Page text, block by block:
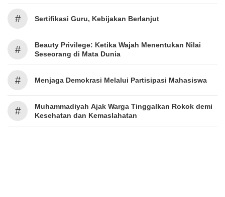
# Sertifikasi Guru, Kebijakan Berlanjut
#
Beauty Privilege: Ketika Wajah Menentukan Nilai
Seseorang di Mata Dunia
# Menjaga Demokrasi Melalui Partisipasi Mahasiswa
#
Muhammadiyah Ajak Warga Tinggalkan Rokok demi
Kesehatan dan Kemaslahatan